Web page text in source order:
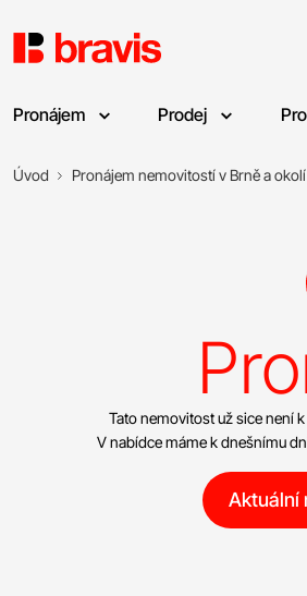
Pronájem Prodej
Úvod Pronájem nemovitostí v Brně a okolí
Tato nemovitost už sice není
V nabídce máme k dnešnímu
Aktuální